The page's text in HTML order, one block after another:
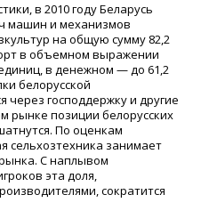
в 2010 году Беларусь
машин и механизмов
на общую сумму 82,2
в объемном выражении
в денежном — до 61,2
белорусской
через господдержку и другие
рынке позиции белорусских
По оценкам
сельхозтехника занимает
С наплывом
эта доля,
сократится